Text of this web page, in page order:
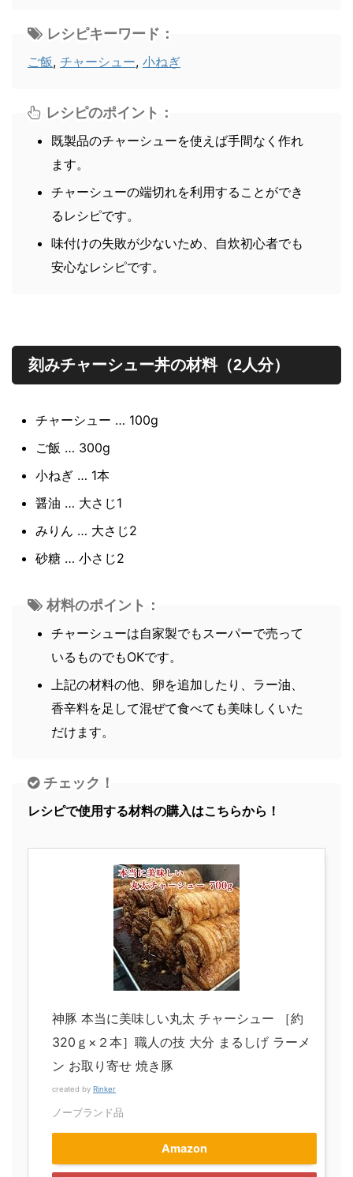
レシピのポイント：
既製品のチャーシューを使えば手間なく作れ
ます。
チャーシューの端切れを利用することができ
るレシピです。
味付けの失敗が少ないため、自炊初心者でも
安心なレシピです。
レシピキーワード：
ご飯, チャーシュー, 小ねぎ
刻みチャーシュー丼の材料（2人分）
チャーシュー … 100g
ご飯 … 300g
小ねぎ … 1本
醤油 … 大さじ1
みりん … 大さじ2
砂糖 … 小さじ2
材料のポイント：
チャーシューは自家製でもスーパーで売って
いるものでもOKです。
上記の材料の他、卵を追加したり、ラー油、
香辛料を足して混ぜて食べても美味しくいた
だけます。
チェック！
レシピで使用する材料の購入はこちらから！
神豚 本当に美味しい丸太 チャーシュー ［約
320ｇ×２本］職人の技 大分 まるしげ ラーメ
ン お取り寄せ 焼き豚
created by Rinker
ノーブランド品
Amazon